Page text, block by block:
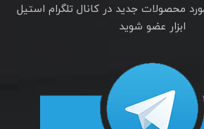
محصولات جدید در کانال تلگرام استیل
ابزار عضو شوید